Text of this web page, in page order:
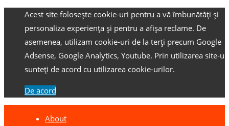
Acest site folosește cookie-uri pentru a vă îmbunătăți și
personaliza experiența și pentru a afișa reclame. De
asemenea, utilizam cookie-uri de la terți precum Google
Adsense, Google Analytics, Youtube. Prin utilizarea site-
sunteți de acord cu utilizarea cookie-urilor.
De acord
About